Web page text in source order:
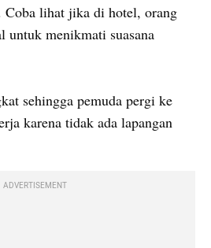
Coba lihat jika di hotel, orang
untuk menikmati suasana
sehingga pemuda pergi ke
karena tidak ada lapangan
ADVERTISEMENT